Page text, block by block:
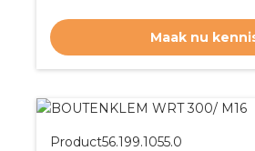
Maak nu
Product56.199.1055.0